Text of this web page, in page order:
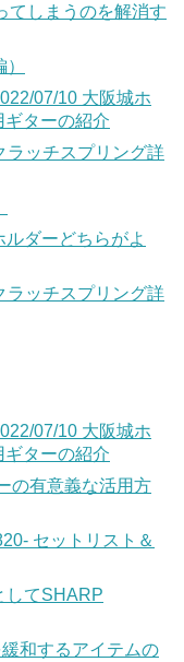
てしまうのを解消す
07/10 大阪城ホ
ターの紹介
ラッチスプリング詳
ダーどちらがよ
ラッチスプリング詳
07/10 大阪城ホ
ターの紹介
の有意義な活用方
セットリスト＆
してSHARP
和するアイテムの